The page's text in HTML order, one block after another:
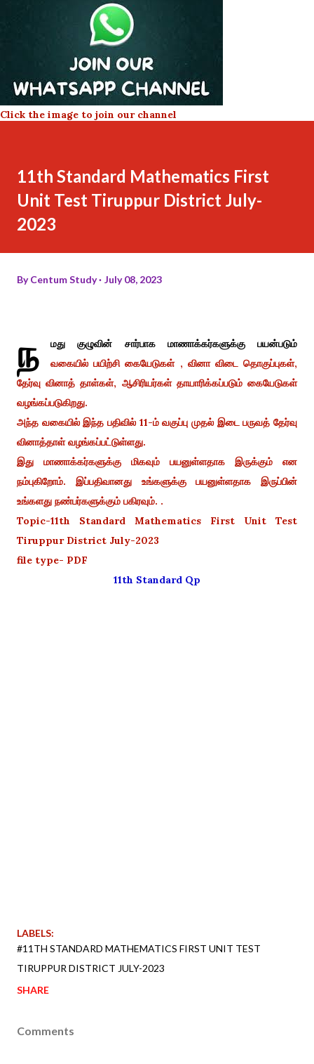
Click the image to join our channel
11th Standard Mathematics First
Unit Test Tiruppur District July-
2023
ByCentum Study July 08, 2023
ந
மது குழுவின் சார்பாக மாணாக்கர்களுக்கு பயன்படும்
வகையில் பயிற்சி கையேடுகள் , வினா விடை தொகுப்புகள்,
தேர்வு வினாத் தாள்கள், ஆசிரியர்கள் தாயாரிக்கப்படும் கையேடுகள்
வழங்கப்படுகிறது.
அந்த வகையில் இந்த பதிவில் 11-ம் வகுப்பு முதல் இடை பருவத் தேர்வு
வினாத்தாள் வழங்கப்பட்டுள்ளது.
இது மாணாக்கர்களுக்கு மிகவும் பயனுள்ளதாக இருக்கும் என
நம்புகிறோம். இப்பதிவானது உங்களுக்கு பயனுள்ளதாக இருப்பின்
உங்களது நண்பர்களுக்கும் பகிரவும். .
Topic-11th Standard Mathematics First Unit Test
Tiruppur District July-2023
file type- PDF
11th Standard Qp
LABELS:
#11TH STANDARD MATHEMATICS FIRST UNIT TEST
TIRUPPUR DISTRICT JULY-2023
SHARE
Comments